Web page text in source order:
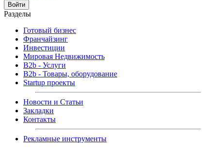
Войти
Разделы
Готовый бизнес
Франчайзинг
Инвестиции
Мировая Недвижимость
B2b - Услуги
B2b - Товары, оборудование
Startup проекты
Новости и Статьи
Закладки
Контакты
Рекламные инструменты